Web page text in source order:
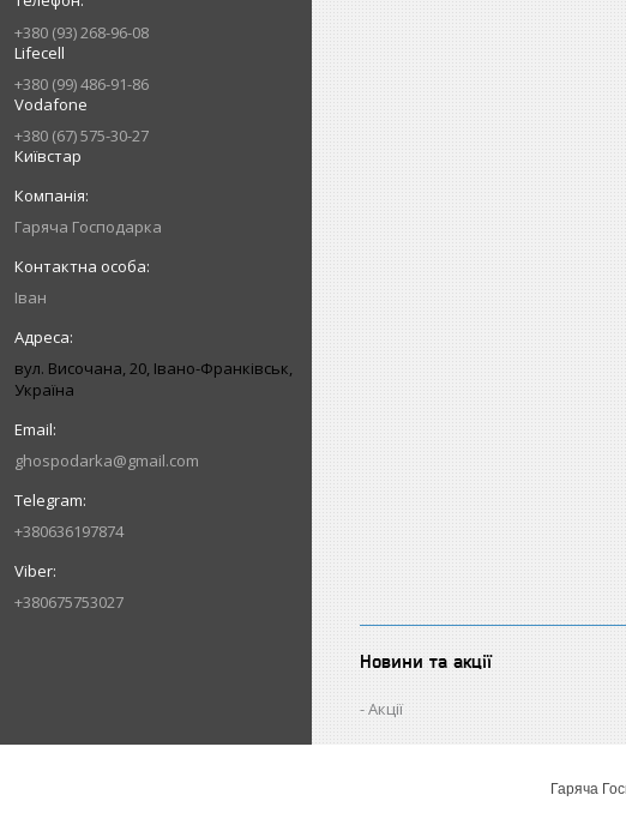
+380 (93) 268-96-08
Lifecell
+380 (99) 486-91-86
Vodafone
+380 (67) 575-30-27
Київстар
Гаряча Господарка
Іван
вул. Височана, 20, Івано-Франківськ,
Україна
ghospodarka@gmail.com
+380636197874
+380675753027
Новини та акції
Акції